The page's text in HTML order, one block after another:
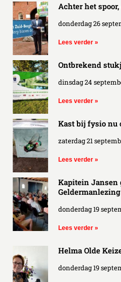
Achter het
donderdag 26
Lees verder »
Ontbrekend
dinsdag 24
Lees verder »
Kast bij fysio nu
zaterdag 21
Lees verder »
Kapitein Jansen
Geldermanlezing
donderdag 19
Lees verder »
Helma Olde
donderdag 19